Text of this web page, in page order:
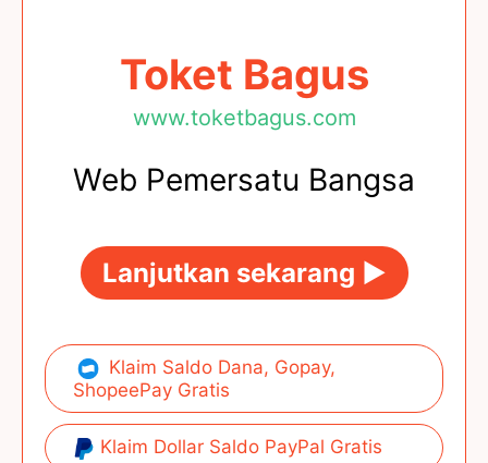
Toket Bagus
www.toketbagus.com
Web Pemersatu Bangsa
Lanjutkan sekarang ►
Klaim Saldo Dana, Gopay,
ShopeePay Gratis
Klaim Dollar Saldo PayPal Gratis